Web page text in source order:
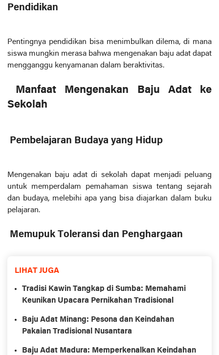
Pendidikan
Pentingnya pendidikan bisa menimbulkan dilema, di mana
siswa mungkin merasa bahwa mengenakan baju adat dapat
mengganggu kenyamanan dalam beraktivitas.
Manfaat Mengenakan Baju Adat ke
Sekolah
Pembelajaran Budaya yang Hidup
Mengenakan baju adat di sekolah dapat menjadi peluang
untuk memperdalam pemahaman siswa tentang sejarah
dan budaya, melebihi apa yang bisa diajarkan dalam buku
pelajaran.
Memupuk Toleransi dan Penghargaan
LIHAT JUGA
Tradisi Kawin Tangkap di Sumba: Memahami
Keunikan Upacara Pernikahan Tradisional
Baju Adat Minang: Pesona dan Keindahan
Pakaian Tradisional Nusantara
Baju Adat Madura: Memperkenalkan Keindahan